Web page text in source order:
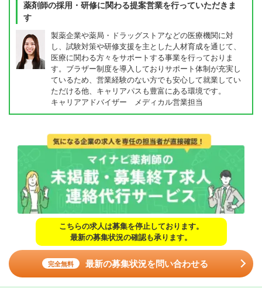
薬剤師の採用・研修に関わる提案営業を行っていただきま
す
製薬企業や薬局・ドラッグストアなどの医療機関に対
し、試験対策や研修支援を主とした人材育成を通じて、
医療に関わる方々をサポートする事業を行っておりま
す。ブラザー制度を導入しておりサポート体制が充実し
ているため、営業経験のない方でも安心して就業してい
ただける他、キャリアパスも豊富にある環境です。
キャリアアドバイザー メディカル営業担当
こちらの求人は募集を停止しております。
最新の募集状況の確認も承ります。
完全無料 最新の募集状況を問い合わせる